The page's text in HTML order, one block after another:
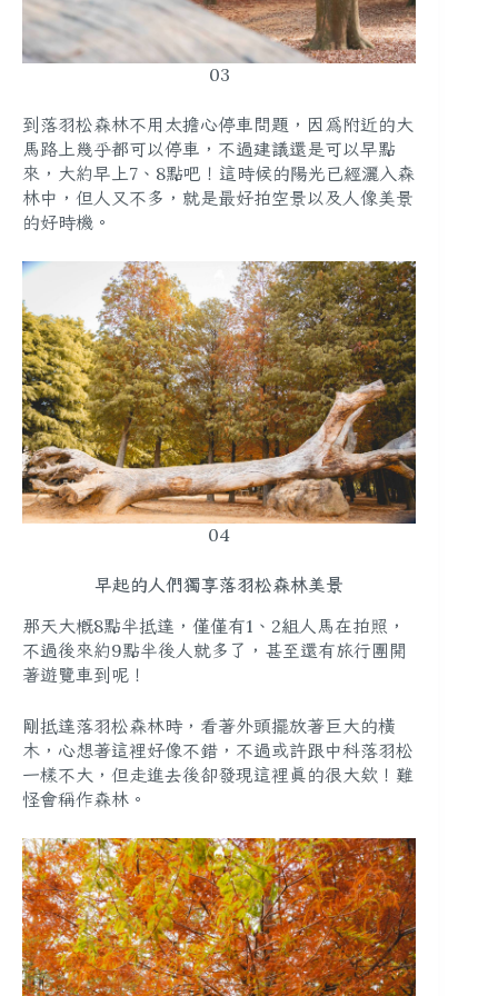
03
到落羽松森林不用太擔心停車問題，因為附近的大
馬路上幾乎都可以停車，不過建議還是可以早點
來，大約早上7、8點吧！這時候的陽光已經灑入森
林中，但人又不多，就是最好拍空景以及人像美景
的好時機。
04
早起的人們獨享落羽松森林美景
那天大概8點半抵達，僅僅有1、2組人馬在拍照，
不過後來約9點半後人就多了，甚至還有旅行團開
著遊覽車到呢！
剛抵達落羽松森林時，看著外頭擺放著巨大的橫
木，心想著這裡好像不錯，不過或許跟中科落羽松
一樣不大，但走進去後卻發現這裡真的很大欸！難
怪會稱作森林。